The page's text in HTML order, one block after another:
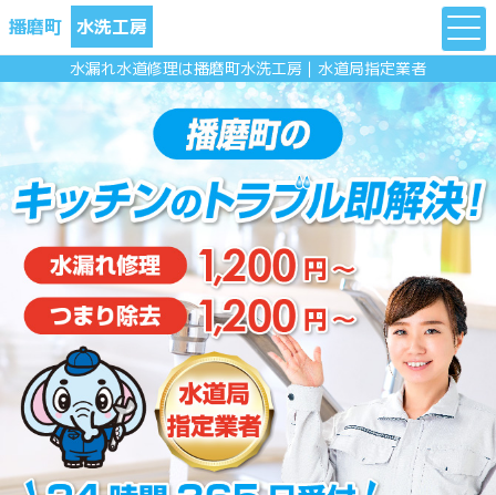
播磨町 水洗工房
水漏れ水道修理は播磨町水洗工房｜水道局指定業者